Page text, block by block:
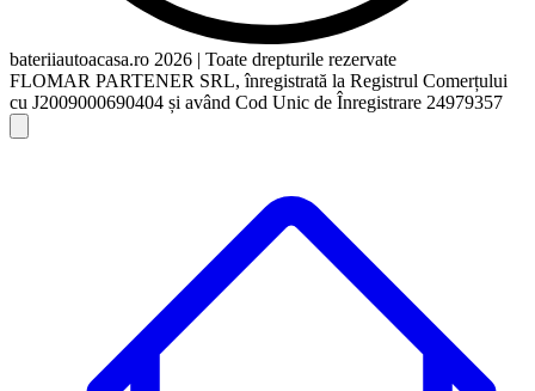
bateriiautoacasa.ro 2026 | Toate drepturile rezervate
FLOMAR PARTENER SRL, înregistrată la Registrul Comerțului
cu J2009000690404 și având Cod Unic de Înregistrare 24979357